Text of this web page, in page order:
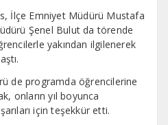
İlçe Emniyet Müdürü Mustafa
Şenel Bulut da törende
yakından ilgilenerek
de programda öğrencilerine
onların yıl boyunca
için teşekkür etti.